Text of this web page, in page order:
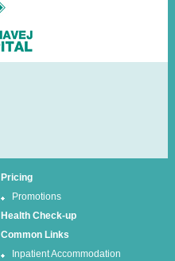
Pricing
Promotions
Health Check-up
Common Links
Inpatient Accommodation